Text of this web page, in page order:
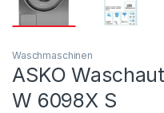
Waschmaschinen
ASKO
W 6098X S